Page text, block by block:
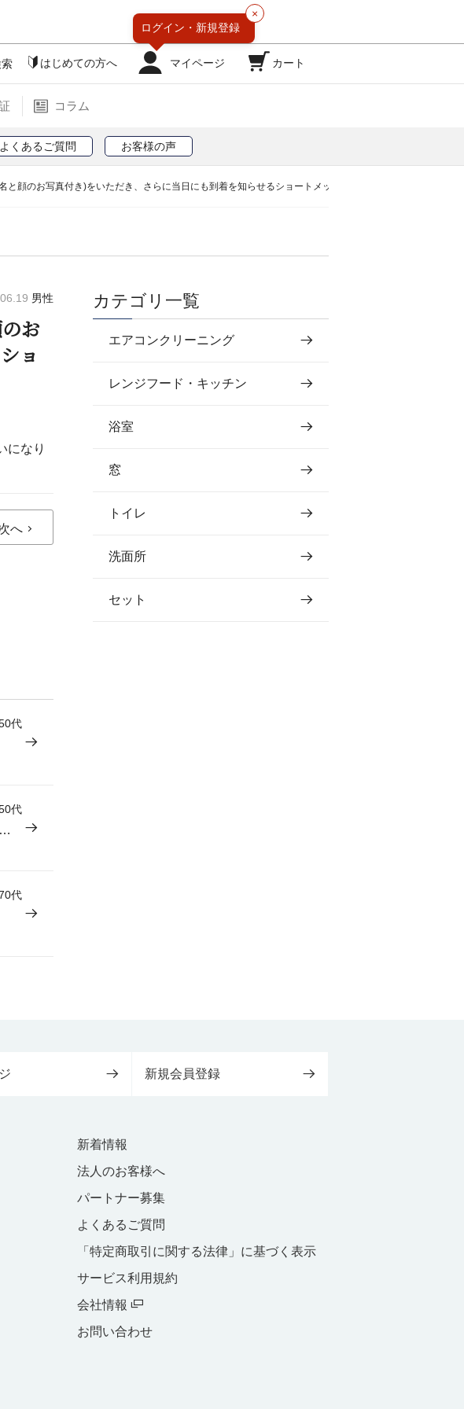
はじめての方へ マイページ
×
ログイン・ 新規登録
カート
コラム
よくあるご質問 お客様の声
顔のお写真付き)をいただき、さらに当日にも到着を知らせるショートメッセージをいただきました。
男性
お
ョ
になり
へ
カテゴリ一覧
エアコンクリーニング
レンジフード・キッチン
浴室
窓
トイレ
洗面所
セット
代
代
来てくださった方が感じよく説明もわかりやすく手際よく作業してくださいました。
代
新規会員登録
新着情報
法人のお客様へ
パートナー募集
よくあるご質問
「特定商取引に関する法律」に基づく表示
サービス利用規約
会社情報
お問い合わせ